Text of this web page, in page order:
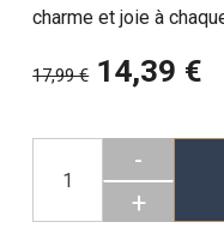
charme et joie à
17,99 € 14,39 €
-
+